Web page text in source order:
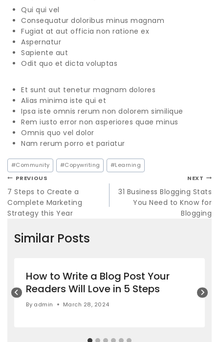
Qui qui vel
Consequatur doloribus minus magnam
Fugiat at aut officia non ratione ex
Aspernatur
Sapiente aut
Odit quo et dicta voluptas
Et sunt aut tenetur magnam dolores
Alias minima iste qui et
Ipsa iste omnis rerum non dolorem similique
Rem iusto error non asperiores quae minus
Omnis quo vel dolor
Nam rerum porro et pariatur
#Community #Copywriting #Learning
PREVIOUS
7 Steps to Create a
Complete Marketing
Strategy this Year
NEXT
31 Business Blogging Stats
You Need to Know for
Blogging
Similar Posts
How to Write a Blog Post Your
Readers Will Love in 5 Steps
By admin March 28, 2024